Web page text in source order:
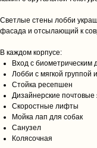
Светлые стены лобби
фасада и отсылающий к
В каждом корпусе:
Вход с биометрическим
Лобби с мягкой группой
Стойка ресепшен
Дизайнерские почтовые
Скоростные лифты
Мойка лап для собак
Санузел
Колясочная
Москва,
Башня Империя)
Смотреть на
карте
Главная